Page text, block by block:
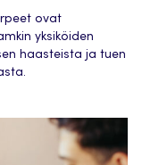
ovat
yksiköiden
haasteista ja tuen